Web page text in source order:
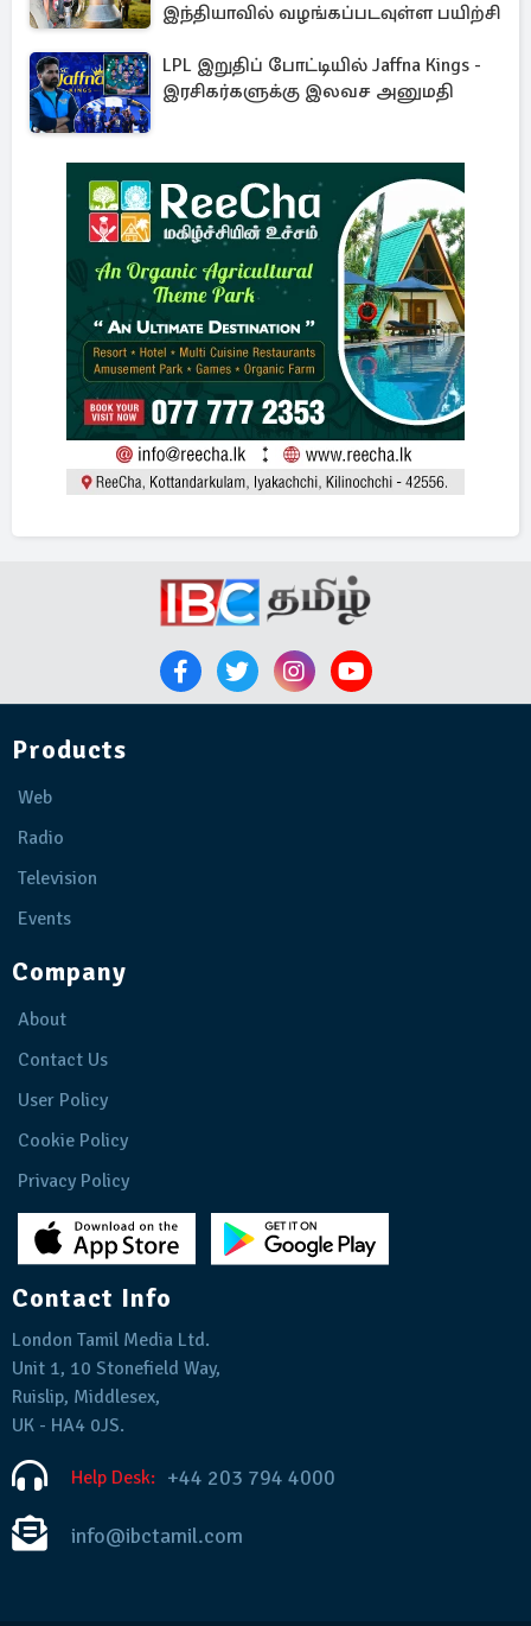
இந்தியாவில் வழங்கப்படவுள்ள பயிற்சி
LPL இறுதிப் போட்டியில் Jaffna Kings -
இரசிகர்களுக்கு இலவச அனுமதி
Products
Web
Radio
Television
Events
Company
About
Contact Us
User Policy
Cookie Policy
Privacy Policy
Contact Info
London Tamil Media Ltd.
Unit 1, 10 Stonefield Way,
Ruislip, Middlesex,
UK - HA4 0JS.
Help Desk: +44 203 794 4000
info@ibctamil.com